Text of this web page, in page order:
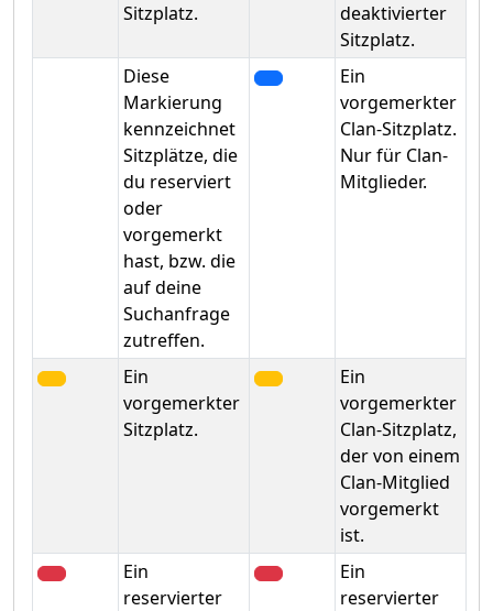
Sitzplatz.
deaktivierter
Sitzplatz.
Diese
Markierung
kennzeichnet
Sitzplätze, die
du reserviert
oder
vorgemerkt
hast, bzw. die
auf deine
Suchanfrage
zutreffen.
Ein
vorgemerkter
Clan-Sitzplatz.
Nur für Clan-
Mitglieder.
Ein
vorgemerkter
Sitzplatz.
Ein
vorgemerkter
Clan-Sitzplatz,
der von einem
Clan-Mitglied
vorgemerkt
ist.
Ein
reservierter
Ein
reservierter